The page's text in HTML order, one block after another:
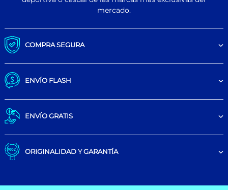
mercado.
COMPRA SEGURA
ENVÍO FLASH
ENVÍO GRATIS
ORIGINALIDAD Y GARANTÍA